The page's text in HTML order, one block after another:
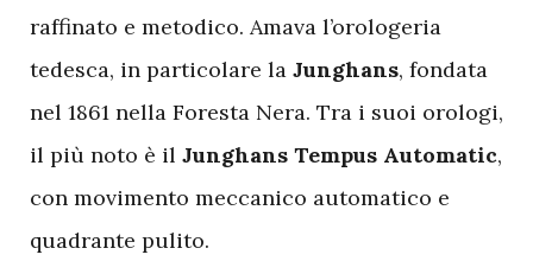
raffinato e metodico. Amava l’orologeria
tedesca, in particolare la Junghans, fondata
nel 1861 nella Foresta Nera. Tra i suoi orologi,
il più noto è il Junghans Tempus Automatic,
con movimento meccanico automatico e
quadrante pulito.